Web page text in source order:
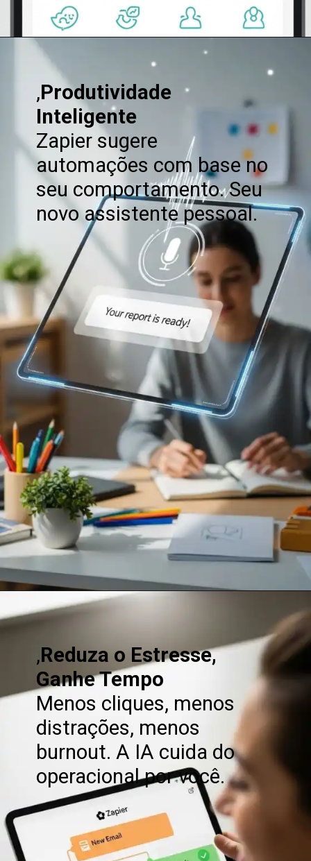
Opening
,Produtividade
Inteligente
Zapier sugere
automações com base no
seu comportamento. Seu
novo assistente pessoal.
Opening https://clickgood.com.br/ia-no-home-office-trabalhe-menos-conquiste-mais/
,Reduza o Estresse,
Ganhe Tempo
Menos cliques, menos
distrações, menos
burnout. A IA cuida do
operacional por você.